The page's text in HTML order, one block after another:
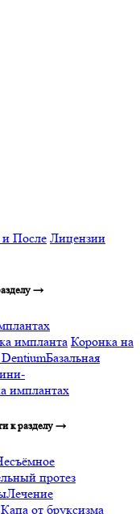
После Лицензии
→
импланта Коронка на
Базальная
имплантах
к разделу →
протез
Лечение
Капа от бруксизма